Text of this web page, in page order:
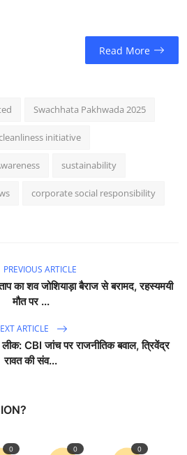
Read More
Swachhata Pakhwada 2025
initiative
sustainability
corporate social responsibility
PREVIOUS ARTICLE
का शव जोशियाड़ा बैराज से बरामद, रहस्यमयी
मौत पर ...
ARTICLE
CBI जांच पर राजनीतिक बवाल, त्रिवेंद्र
रावत की संव...
0 0 0